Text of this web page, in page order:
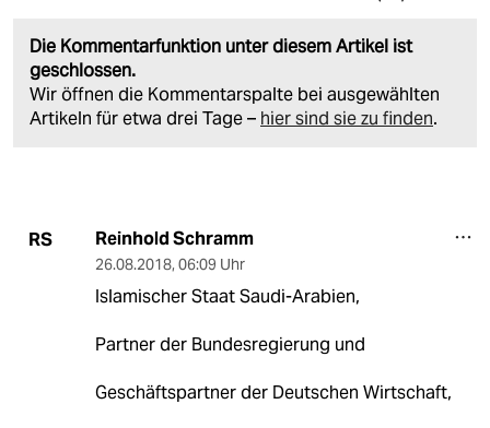
Die Kommentarfunktion unter diesem Artikel ist
geschlossen.
Wir öffnen die Kommentarspalte bei ausgewählten
Artikeln für etwa drei Tage – hier sind sie zu finden.
RS Reinhold Schramm
26.08.2018, 06:09 Uhr
Islamischer Staat Saudi-Arabien,
Partner der Bundesregierung und
Geschäftspartner der Deutschen Wirtschaft,